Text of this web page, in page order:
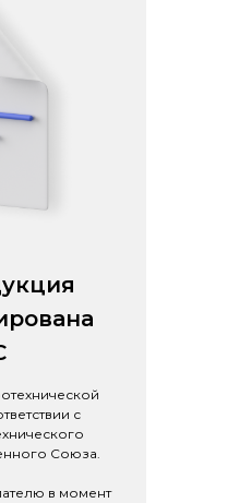
с
Союза.
в момент